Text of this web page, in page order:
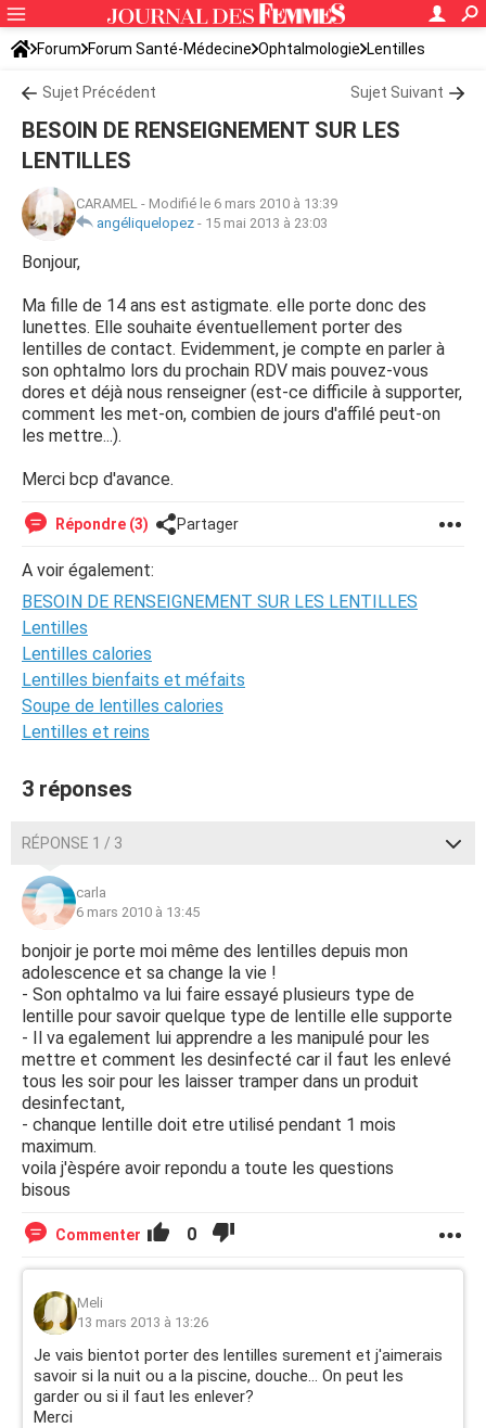
Forum Forum Santé-Médecine Ophtalmologie Lentilles
Sujet Précédent Sujet Suivant
BESOIN DE RENSEIGNEMENT SUR LES
LENTILLES
CARAMEL - Modifié le 6 mars 2010 à 13:39
angéliquelopez - 15 mai 2013 à 23:03
Bonjour,
Ma fille de 14 ans est astigmate. elle porte donc des
lunettes. Elle souhaite éventuellement porter des
lentilles de contact. Evidemment, je compte en parler à
son ophtalmo lors du prochain RDV mais pouvez-vous
dores et déjà nous renseigner (est-ce difficile à supporter,
comment les met-on, combien de jours d'affilé peut-on
les mettre...).
Merci bcp d'avance.
Répondre (3) Partager
A voir également:
BESOIN DE RENSEIGNEMENT SUR LES LENTILLES
Lentilles
Lentilles calories
Lentilles bienfaits et méfaits
Soupe de lentilles calories
Lentilles et reins
3 réponses
RÉPONSE 1 / 3
carla
6 mars 2010 à 13:45
bonjoir je porte moi même des lentilles depuis mon
adolescence et sa change la vie !
- Son ophtalmo va lui faire essayé plusieurs type de
lentille pour savoir quelque type de lentille elle supporte
- Il va egalement lui apprendre a les manipulé pour les
mettre et comment les desinfecté car il faut les enlevé
tous les soir pour les laisser tramper dans un produit
desinfectant,
- chanque lentille doit etre utilisé pendant 1 mois
maximum.
voila j'èspére avoir repondu a toute les questions
bisous
Commenter 0
Meli
13 mars 2013 à 13:26
Je vais bientot porter des lentilles surement et j'aimerais
savoir si la nuit ou a la piscine, douche... On peut les
garder ou si il faut les enlever?
Merci